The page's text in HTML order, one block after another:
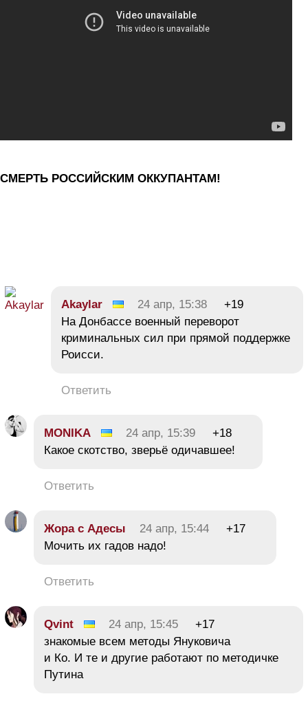
СМЕРТЬ РОССИЙСКИМ ОККУПАНТАМ!
Akaylar 24 апр, 15:38
+19
На Донбассе военный переворот
криминальных сил при прямой поддержке
Роисси.
Ответить
MONIKA 24 апр, 15:39
+18
Какое скотство, зверьё одичавшее!
Ответить
Жора с Адесы 24 апр, 15:44
+17
Мочить их гадов надо!
Ответить
Qvint 24 апр, 15:45
+17
знакомые всем методы Януковича
и Ко. И те и другие работают по методичке
Путина